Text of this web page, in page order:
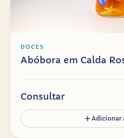
DOCES
Abóbora em Calda
Consultar
Adicionar